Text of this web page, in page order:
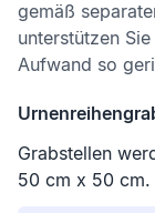
gemäß
unterstützen
Aufwand so
Grabstellen
50 cm x 50 cm.